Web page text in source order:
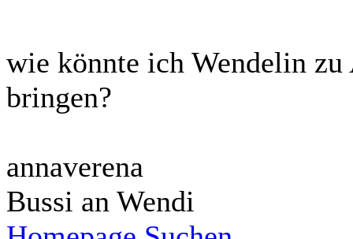
wie könnte ich Wendelin
bringen?
annaverena
Bussi an Wendi